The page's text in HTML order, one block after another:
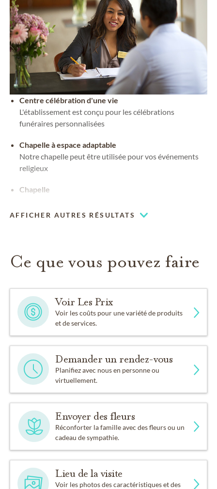
Centre célébration d'une vie
L'établissement est conçu pour les célébrations
funéraires personnalisées
Chapelle à espace adaptable
Notre chapelle peut être utilisée pour vos événements
religieux
Chapelle
AFFICHER AUTRES RÉSULTATS
Ce que vous pouvez faire
Voir Les Prix
Voir les coûts pour une variété de produits
et de services.
Demander un rendez-vous
Planifiez avec nous en personne ou
virtuellement.
Envoyer des fleurs
Réconforter la famille avec des fleurs ou un
cadeau de sympathie.
Lieu de la visite
Voir les photos des caractéristiques et des